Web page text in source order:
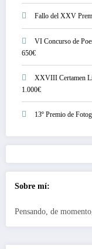
Fallo del XXV
VI Concurso de
650€
XXVIII Certamen
1.000€
13º Premio de
Sobre mí:
Pensando, de